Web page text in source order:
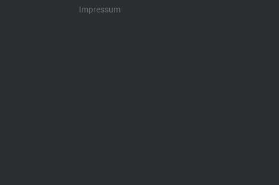
Impressum